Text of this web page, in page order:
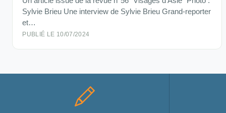
Sylvie Brieu Une interview de Sylvie Brieu Grand-reporter
et…
PUBLIÉ LE 10/07/2024